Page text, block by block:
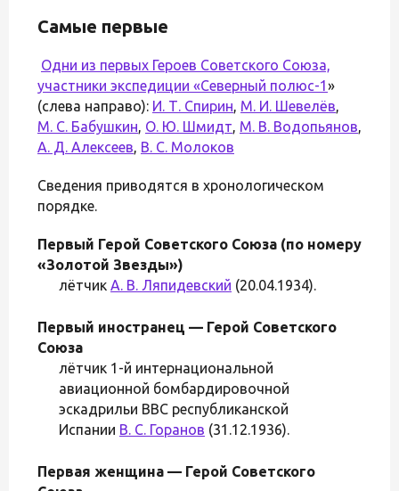
Самые первые
Одни из первых Героев Советского Союза,
участники экспедиции «Северный полюс-1»
(слева направо): И. Т. Спирин, М. И. Шевелёв,
М. С. Бабушкин, О. Ю. Шмидт, М. В. Водопьянов,
А. Д. Алексеев, В. С. Молоков
Сведения приводятся в хронологическом
порядке.
Первый Герой Советского Союза (по номеру
«Золотой Звезды»)
лётчик А. В. Ляпидевский (20.04.1934).
Первый иностранец — Герой Советского
Союза
лётчик 1-й интернациональной
авиационной бомбардировочной
эскадрильи ВВС республиканской
Испании В. С. Горанов (31.12.1936).
Первая женщина — Герой Советского